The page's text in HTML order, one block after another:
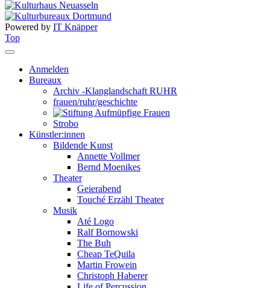
Powered by IT Knäpper
Top
Anmelden
Bureaux
Archiv -Klanglandschaft RUHR
frauen/ruhr/geschichte
Strobo
Künstler:innen
Bildende Kunst
Annette Vollmer
Bernd Moenikes
Theater
Geierabend
Touché Erzähl Theater
Musik
Até Logo
Ralf Bornowski
The Buh
Cheap TeQuila
Martin Frowein
Christoph Haberer